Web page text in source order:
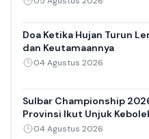
Doa Ketika Hujan Turun
dan Keutamaannya
04 Agustus 2026
Sulbar Championship
Provinsi Ikut Unjuk
04 Agustus 2026